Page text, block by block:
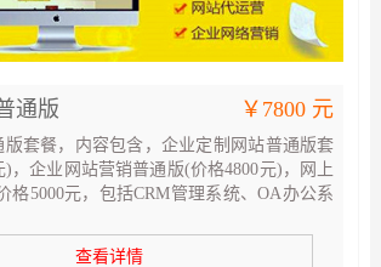
通版 ￥7800 元
版套餐，内容包含，企业定制网站普通版套
)，企业网站营销普通版(价格4800元)，网上
格5000元，包括CRM管理系统、OA办公系
查看详情